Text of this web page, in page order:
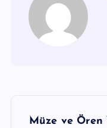
Müze ve Ören